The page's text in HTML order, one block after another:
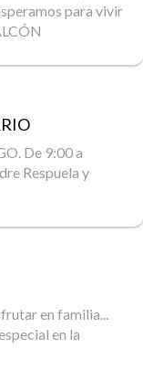
para vivir
De 9:00 a
Respuela y
en familia...
en la